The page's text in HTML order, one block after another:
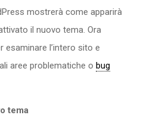
mostrerà come apparirà
il nuovo tema. Ora
esaminare l’intero sito e
aree problematiche o bug
tema